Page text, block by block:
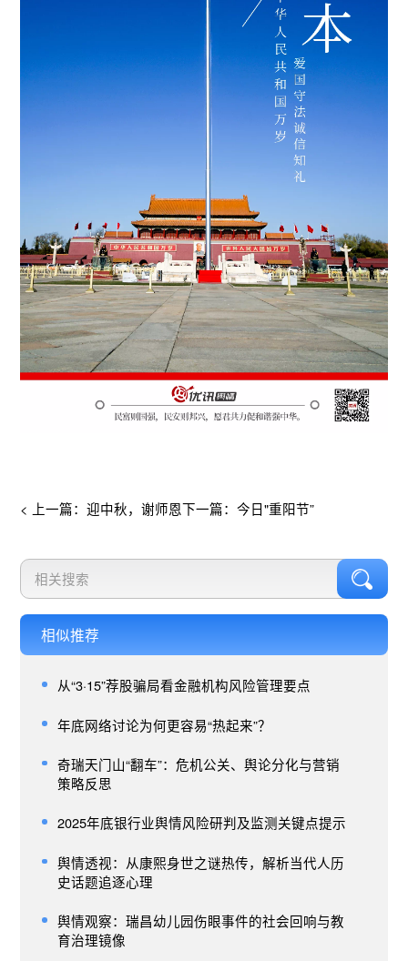
< 上一篇：迎中秋，谢师恩下一篇：今日"重阳节”
相似推荐
从“3·15”荐股骗局看金融机构风险管理要点
年底网络讨论为何更容易“热起来”？
奇瑞天门山“翻车”：危机公关、舆论分化与营销
策略反思
2025年底银行业舆情风险研判及监测关键点提示
舆情透视：从康熙身世之谜热传，解析当代人历
史话题追逐心理
舆情观察：瑞昌幼儿园伤眼事件的社会回响与教
育治理镜像